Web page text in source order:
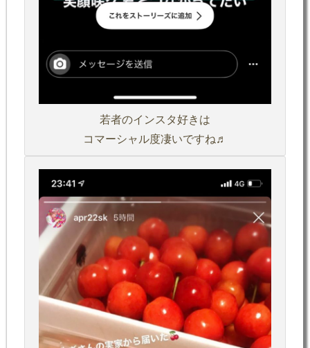
若者のインスタ好きは
コマーシャル度凄いですね♬